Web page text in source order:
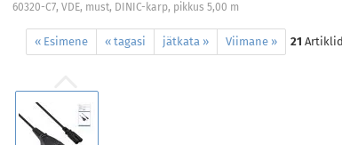
60320-C7, VDE, must, DINIC-karp, pikkus 5,00 m
« Esimene « tagasi jätkata » Viimane » 21